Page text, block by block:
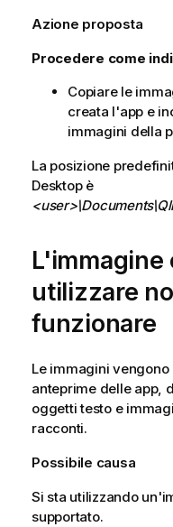
Azione proposta
Procedere come
Copiare le
creata l'app e
immagini della
La posizione
Desktopè
L'immagine
utilizzare
funzionare
Le immagini
anteprime delle app,
oggetti testo e
racconti.
Possibile causa
Si sta utilizzando
supportato.